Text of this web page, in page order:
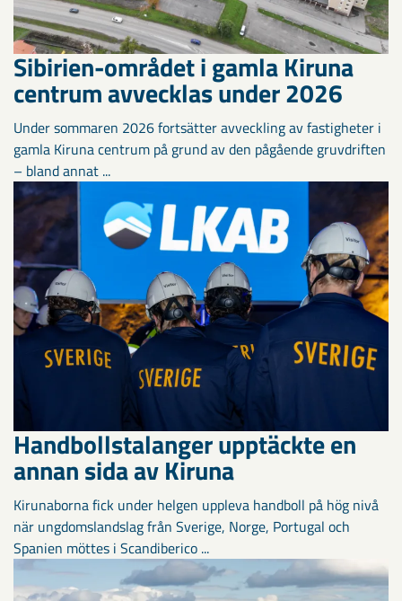
Sibirien-området i gamla Kiruna
centrum avvecklas under 2026
Under sommaren 2026 fortsätter avveckling av fastigheter i
gamla Kiruna centrum på grund av den pågående gruvdriften
– bland annat ...
Handbollstalanger upptäckte en
annan sida av Kiruna
Kirunaborna fick under helgen uppleva handboll på hög nivå
när ungdomslandslag från Sverige, Norge, Portugal och
Spanien möttes i Scandiberico ...